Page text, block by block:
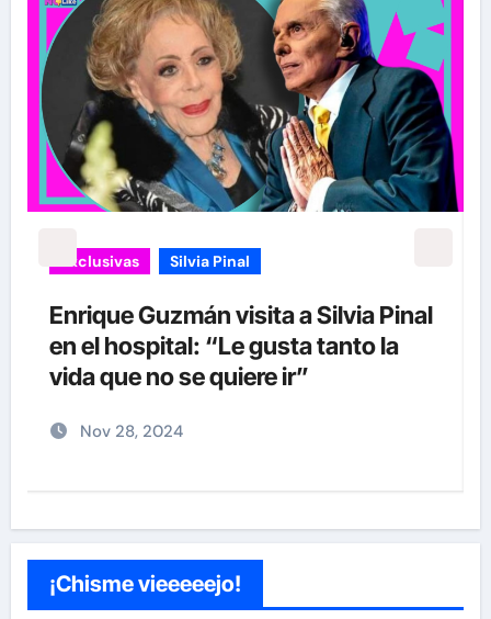
Exclusivas Silvia Pinal
Enrique Guzmán visita a Silvia Pinal
en el hospital: “Le gusta tanto la
vida que no se quiere ir”
Nov 28, 2024
¡Chisme vieeeeejo!